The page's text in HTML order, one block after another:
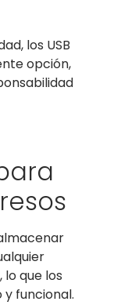
los USB
opción,
que los
funcional.